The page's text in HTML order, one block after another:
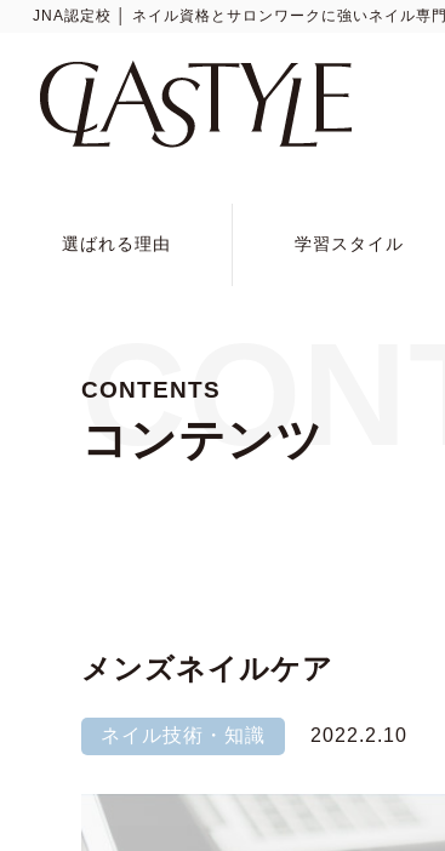
JNA認定校 │ ネイル資格とサロンワークに強いネイル専
選ばれる理由 学習スタイル
CONTENTS
コンテンツ
メンズネイルケア
ネイル技術・知識 2022.2.10